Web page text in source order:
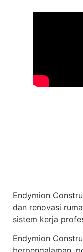
Endymion
dan renovasi
sistem kerja
Endymion